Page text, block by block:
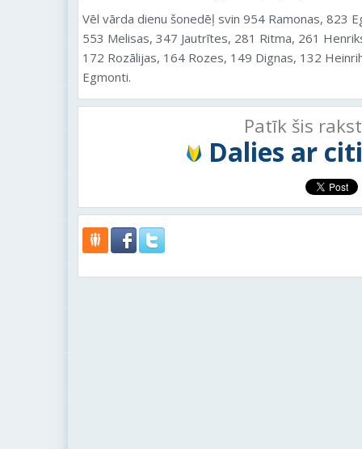
Vēl vārda dienu šonedēļ svin 954 Ramonas, 823
553 Melisas, 347 Jautrītes, 281 Ritma, 261
172 Rozālijas, 164 Rozes, 149 Dignas, 132
Egmonti.
Patīk šis
Dalies ar